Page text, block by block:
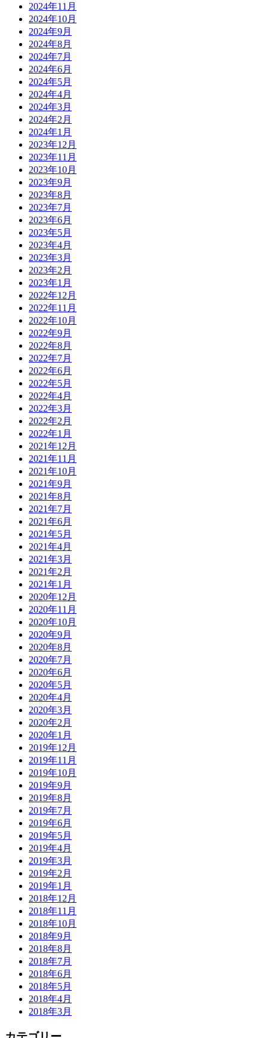
2024年11月
2024年10月
2024年9月
2024年8月
2024年7月
2024年6月
2024年5月
2024年4月
2024年3月
2024年2月
2024年1月
2023年12月
2023年11月
2023年10月
2023年9月
2023年8月
2023年7月
2023年6月
2023年5月
2023年4月
2023年3月
2023年2月
2023年1月
2022年12月
2022年11月
2022年10月
2022年9月
2022年8月
2022年7月
2022年6月
2022年5月
2022年4月
2022年3月
2022年2月
2022年1月
2021年12月
2021年11月
2021年10月
2021年9月
2021年8月
2021年7月
2021年6月
2021年5月
2021年4月
2021年3月
2021年2月
2021年1月
2020年12月
2020年11月
2020年10月
2020年9月
2020年8月
2020年7月
2020年6月
2020年5月
2020年4月
2020年3月
2020年2月
2020年1月
2019年12月
2019年11月
2019年10月
2019年9月
2019年8月
2019年7月
2019年6月
2019年5月
2019年4月
2019年3月
2019年2月
2019年1月
2018年12月
2018年11月
2018年10月
2018年9月
2018年8月
2018年7月
2018年6月
2018年5月
2018年4月
2018年3月